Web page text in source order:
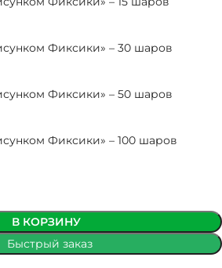
Фиксики» – 30 шаров
Фиксики» – 50 шаров
Фиксики» – 100 шаров
В КОРЗИНУ
Быстрый заказ